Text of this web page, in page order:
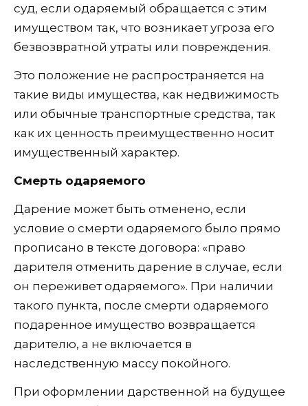
суд, если одаряемый обращается с этим
имуществом так, что возникает угроза его
безвозвратной утраты или повреждения.
Это положение не распространяется на
такие виды имущества, как недвижимость
или обычные транспортные средства, так
как их ценность преимущественно носит
имущественный характер.
Смерть одаряемого
Дарение может быть отменено, если
условие о смерти одаряемого было прямо
прописано в тексте договора: «право
дарителя отменить дарение в случае, если
он переживет одаряемого». При наличии
такого пункта, после смерти одаряемого
подаренное имущество возвращается
дарителю, а не включается в
наследственную массу покойного.
При оформлении дарственной на будущее